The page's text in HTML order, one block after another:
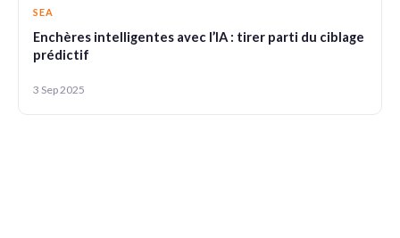
SEA
Enchères intelligentes avec l’IA : tirer parti du ciblage
prédictif
3 Sep 2025